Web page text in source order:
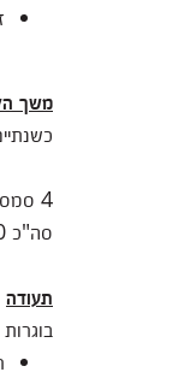
משך
4 סמסטרים, 48 מפגשים אחת לשבוע
סה"כ 470 שעות לימוד אקדמיות
תעודה
בוגרות מגמה זו תקבלנה